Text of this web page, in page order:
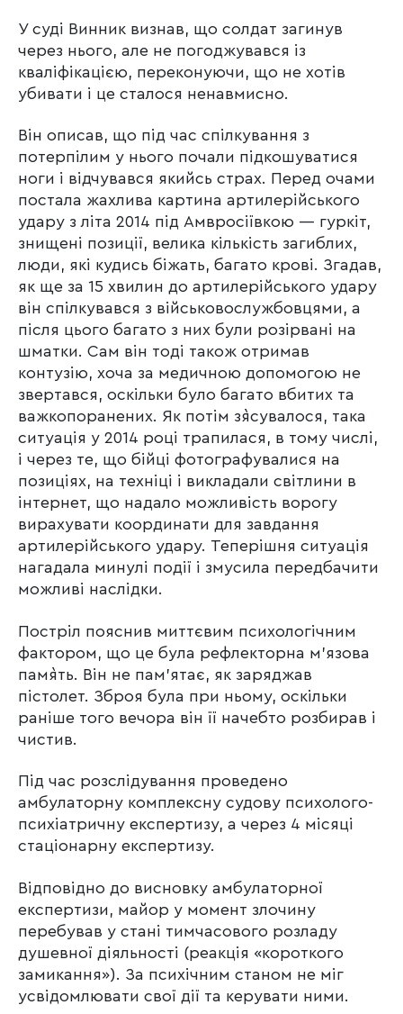
У суді Винник визнав, що солдат загинув
через нього, але не погоджувався із
кваліфікацією, переконуючи, що не хотів
убивати і це сталося ненавмисно.
Він описав, що під час спілкування з
потерпілим у нього почали підкошуватися
ноги і відчувався якийсь страх. Перед очами
постала жахлива картина артилерійського
удару з літа 2014 під Амвросіївкою — гуркіт,
знищені позиції, велика кількість загиблих,
люди, які кудись біжать, багато крові. Згадав,
як ще за 15 хвилин до артилерійського удару
він спілкувався з військовослужбовцями, а
після цього багато з них були розірвані на
шматки. Сам він тоді також отримав
контузію, хоча за медичною допомогою не
звертався, оскільки було багато вбитих та
важкопоранених. Як потім з`ясувалося, така
ситуація у 2014 році трапилася, в тому числі,
і через те, що бійці фотографувалися на
позиціях, на техніці і викладали світлини в
інтернет, що надало можливість ворогу
вирахувати координати для завдання
артилерійського удару. Теперішня ситуація
нагадала минулі події і змусила передбачити
можливі наслідки.
Постріл пояснив миттєвим психологічним
фактором, що це була рефлекторна м’язова
пам`ять. Він не пам’ятає, як заряджав
пістолет. Зброя була при ньому, оскільки
раніше того вечора він її начебто розбирав і
чистив.
Під час розслідування проведено
амбулаторну комплексну судову психолого-
психіатричну експертизу, а через 4 місяці
стаціонарну експертизу.
Відповідно до висновку амбулаторної
експертизи, майор у момент злочину
перебував у стані тимчасового розладу
душевної діяльності (реакція «короткого
замикання»). За психічним станом не міг
усвідомлювати свої дії та керувати ними.